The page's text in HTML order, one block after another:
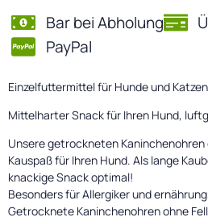
Bar bei Abholung
PayPal
Einzelfuttermittel für Hunde und Katzen
Mittelharter Snack für Ihren Hund,
Unsere getrockneten Kaninchenohren
Kauspaß für Ihren Hund. Als lange
knackige Snack optimal!
Besonders für Allergiker und
Getrocknete Kaninchenohren ohne